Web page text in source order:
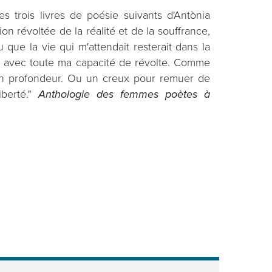
trois livres de poésie suivants d'Antònia
révoltée de la réalité et de la souffrance,
la vie qui m'attendait resterait dans la
toute ma capacité de révolte. Comme
profondeur. Ou un creux pour remuer de
Anthologie des femmes poètes à